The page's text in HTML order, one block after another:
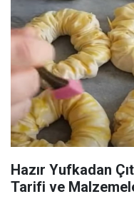
Hazır Yufkadan
Tarifi ve